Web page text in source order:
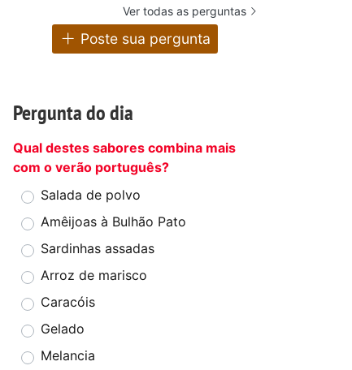
Ver todas as perguntas
Poste sua pergunta
Pergunta do dia
Qual destes sabores combina mais
com o verão português?
Salada de polvo
Amêijoas à Bulhão Pato
Sardinhas assadas
Arroz de marisco
Caracóis
Gelado
Melancia